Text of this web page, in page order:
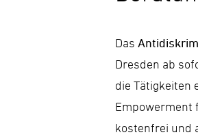
Das
Dresden ab
die Tätigkeiten
Empowerment
kostenfrei und